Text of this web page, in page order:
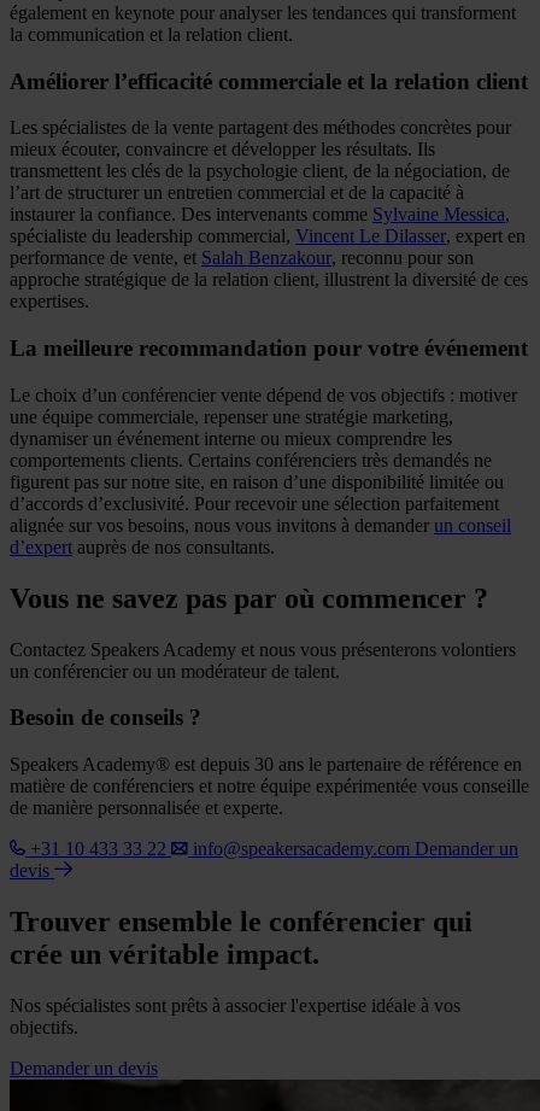
également en keynote pour analyser les tendances qui transforment
la communication et la relation client.
Améliorer l’efficacité commerciale et la relation client
Les spécialistes de la vente partagent des méthodes concrètes pour
mieux écouter, convaincre et développer les résultats. Ils
transmettent les clés de la psychologie client, de la négociation, de
l’art de structurer un entretien commercial et de la capacité à
instaurer la confiance. Des intervenants comme Sylvaine Messica,
spécialiste du leadership commercial, Vincent Le Dilasser, expert en
performance de vente, et Salah Benzakour, reconnu pour son
approche stratégique de la relation client, illustrent la diversité de ces
expertises.
La meilleure recommandation pour votre événement
Le choix d’un conférencier vente dépend de vos objectifs : motiver
une équipe commerciale, repenser une stratégie marketing,
dynamiser un événement interne ou mieux comprendre les
comportements clients. Certains conférenciers très demandés ne
figurent pas sur notre site, en raison d’une disponibilité limitée ou
d’accords d’exclusivité. Pour recevoir une sélection parfaitement
alignée sur vos besoins, nous vous invitons à demander un conseil
d’expert auprès de nos consultants.
Vous ne savez pas par où commencer ?
Contactez Speakers Academy et nous vous présenterons volontiers
un conférencier ou un modérateur de talent.
Besoin de conseils ?
Speakers Academy® est depuis 30 ans le partenaire de référence en
matière de conférenciers et notre équipe expérimentée vous conseille
de manière personnalisée et experte.
+31 10 433 33 22
info@speakersacademy.com Demander un
devis
Trouver ensemble le conférencier qui
crée un véritable impact.
Nos spécialistes sont prêts à associer l'expertise idéale à vos
objectifs.
Demander un devis